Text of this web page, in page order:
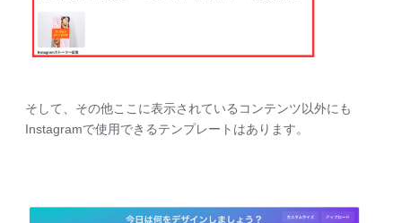
そして、その他ここに表示されているコンテンツ以外にも
Instagramで使用できるテンプレートはあります。